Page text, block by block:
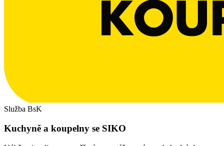
Služba BsK
Kuchyně a koupelny se SIKO